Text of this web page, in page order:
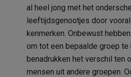
al heel jong met het
leeftijdsgenootjes door
kenmerken. Onbewust
om tot een bepaalde groep te
benadrukken het verschil ten
mensen uit andere groepen.